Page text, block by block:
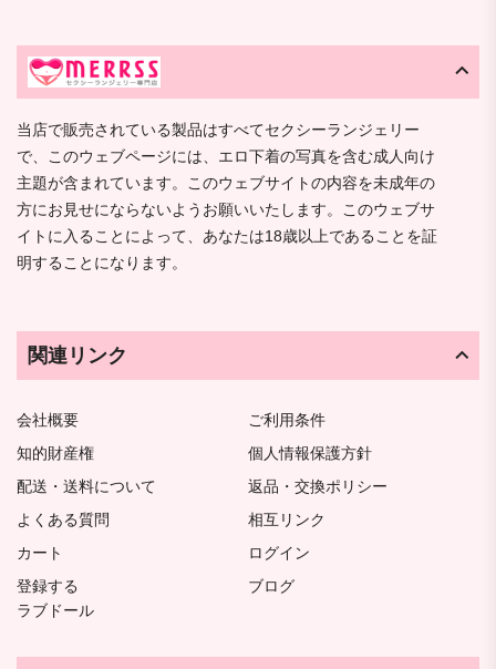
当店で販売されている製品はすべてセクシーランジェリー
で、このウェブページには、エロ下着の写真を含む成人向け
主題が含まれています。このウェブサイトの内容を未成年の
方にお見せにならないようお願いいたします。このウェブサ
イトに入ることによって、あなたは18歳以上であることを証
明することになります。
関連リンク
会社概要
ご利用条件
知的財産権
個人情報保護方針
配送・送料について
返品・交換ポリシー
よくある質問
相互リンク
カート
ログイン
登録する
ブログ
ラブドール